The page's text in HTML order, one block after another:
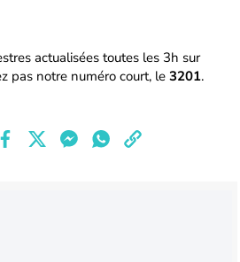
actualisées toutes les 3h sur
pas notre numéro court, le 3201.